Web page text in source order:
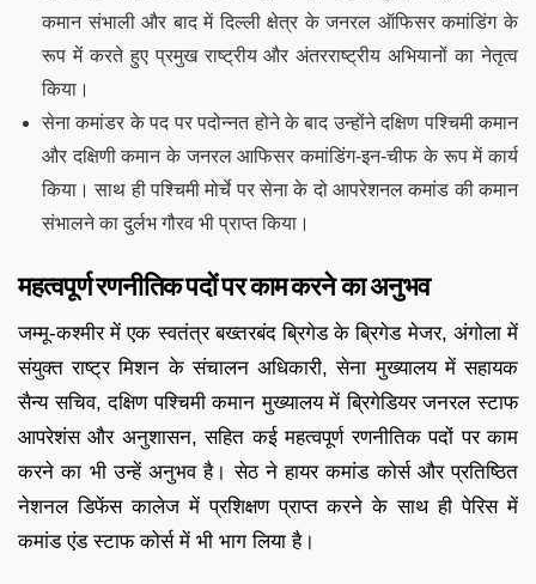
कमान संभाली और बाद में दिल्ली क्षेत्र के जनरल ऑफिसर कमांडिंग के
रूप में करते हुए प्रमुख राष्ट्रीय और अंतरराष्ट्रीय अभियानों का नेतृत्व
किया।
सेना कमांडर के पद पर पदोन्नत होने के बाद उन्होंने दक्षिण पश्चिमी कमान
और दक्षिणी कमान के जनरल आफिसर कमांडिंग-इन-चीफ के रूप में कार्य
किया। साथ ही पश्चिमी मोर्चे पर सेना के दो आपरेशनल कमांड की कमान
संभालने का दुर्लभ गौरव भी प्राप्त किया।
महत्वपूर्ण रणनीतिक पदों पर काम करने का अनुभव
जम्मू-कश्मीर में एक स्वतंत्र बख्तरबंद ब्रिगेड के ब्रिगेड मेजर, अंगोला में
संयुक्त राष्ट्र मिशन के संचालन अधिकारी, सेना मुख्यालय में सहायक
सैन्य सचिव, दक्षिण पश्चिमी कमान मुख्यालय में ब्रिगेडियर जनरल स्टाफ
आपरेशंस और अनुशासन, सहित कई महत्वपूर्ण रणनीतिक पदों पर काम
करने का भी उन्हें अनुभव है। सेठ ने हायर कमांड कोर्स और प्रतिष्ठित
नेशनल डिफेंस कालेज में प्रशिक्षण प्राप्त करने के साथ ही पेरिस में
कमांड एंड स्टाफ कोर्स में भी भाग लिया है।